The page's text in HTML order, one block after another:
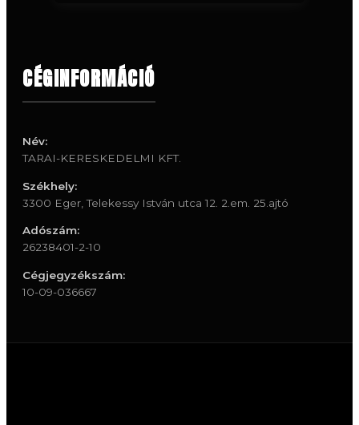
CÉGINFORMÁCIÓ
Név:
TARAI-KERESKEDELMI KFT.
Székhely:
3300 Eger, Telekessy István utca 12. 2.em. 25.ajtó
Adószám:
26238401-2-10
Cégjegyzékszám:
10-09-036667